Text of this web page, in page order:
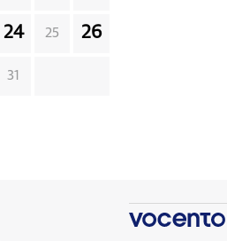
24 25 26
31